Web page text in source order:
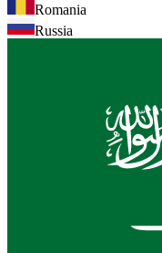
Romania
Russia